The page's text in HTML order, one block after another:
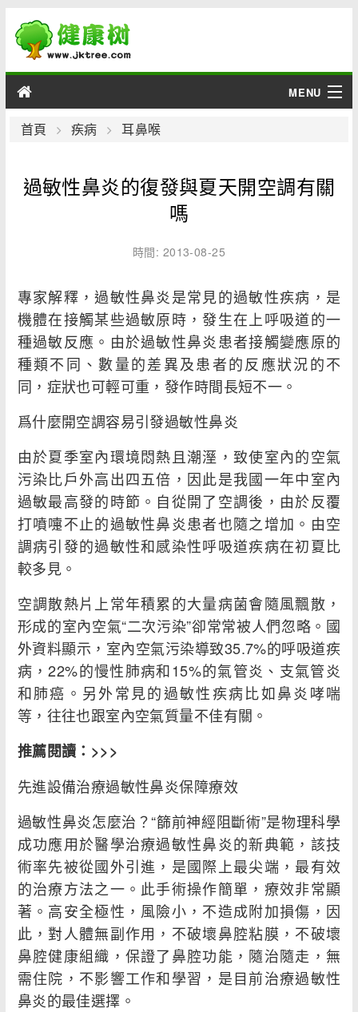
MENU
男性
疾病
首頁 疾病 耳鼻喉
過敏性鼻炎的復發與夏天開空調有關
嗎
時間: 2013-08-25
專家解釋，過敏性鼻炎是常見的過敏性疾病，是
機體在接觸某些過敏原時，發生在上呼吸道的一
種過敏反應。由於過敏性鼻炎患者接觸變應原的
種類不同、數量的差異及患者的反應狀況的不
同，症狀也可輕可重，發作時間長短不一。
爲什麼開空調容易引發過敏性鼻炎
由於夏季室內環境悶熱且潮溼，致使室內的空氣
污染比戶外高出四五倍，因此是我國一年中室內
過敏最高發的時節。自從開了空調後，由於反覆
打噴嚏不止的過敏性鼻炎患者也隨之增加。由空
調病引發的過敏性和感染性呼吸道疾病在初夏比
較多見。
空調散熱片上常年積累的大量病菌會隨風飄散，
形成的室內空氣“二次污染”卻常常被人們忽略。國
外資料顯示，室內空氣污染導致35.7%的呼吸道疾
病，22%的慢性肺病和15%的氣管炎、支氣管炎
和肺癌。另外常見的過敏性疾病比如鼻炎哮喘
等，往往也跟室內空氣質量不佳有關。
推薦閱讀：>>>
先進設備治療過敏性鼻炎保障療效
過敏性鼻炎怎麼治？“篩前神經阻斷術”是物理科學
成功應用於醫學治療過敏性鼻炎的新典範，該技
術率先被從國外引進，是國際上最尖端，最有效
的治療方法之一。此手術操作簡單，療效非常顯
著。高安全極性，風險小，不造成附加損傷，因
此，對人體無副作用，不破壞鼻腔粘膜，不破壞
鼻腔健康組織，保證了鼻腔功能，隨治隨走，無
需住院，不影響工作和學習，是目前治療過敏性
鼻炎的最佳選擇。